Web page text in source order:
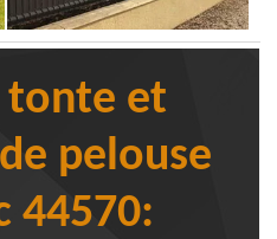
tonte et
pelouse
44570: